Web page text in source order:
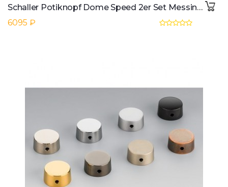
Schaller Potiknopf Dome Speed 2er Set Messing, Schwarz
6095 ₽